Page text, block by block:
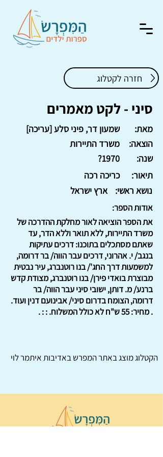
חזרה לקטלוג
סיני - לקט מאמרים
שמעון דר, פיני סלע [עריכה]
מאת:
משרד התיירות
הוצאה:
1970?
שנה:
כריכה רכה
תיאור:
ארץ ישראל
נושא ראשי:
אודות הספר:
את הספר הוציאה לאור מחלקת ההדרכה של
משרד התיירות, ללא תואר וללא הדר, עד
שאתם מסתכלים בתוכנו: דרכים עתיקות
בנגב/ י. אהרוני, דרכים עבר הווה/ בר דרומה,
למשמעות דרך החג'/ בנו רוטנברג, עיר נבטית
מבוצרת בואדי פירן/ בנו רוטנברג, מצודת קדש
ברנע/ מ. דותן, ישובי סיני עבר הווה/ בר
דרומה, הצומח בדרום סיני/ אבינועם דנין ועוד.
. מחיר: 55 ש"ח לא כולל המשלוח. : : .
הקטלוג מוצג באתרהמפרשבאדיבות איתמר לוי